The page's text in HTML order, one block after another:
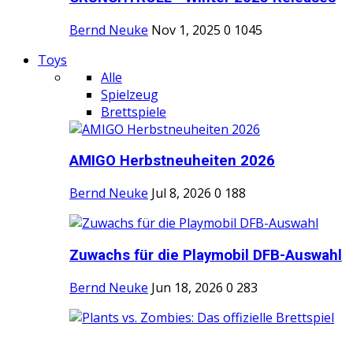
Bernd Neuke Nov 1, 2025 0 1045
Toys
Alle
Spielzeug
Brettspiele
AMIGO Herbstneuheiten 2026
Bernd Neuke Jul 8, 2026 0 188
Zuwachs für die Playmobil DFB-Auswahl
Bernd Neuke Jun 18, 2026 0 283